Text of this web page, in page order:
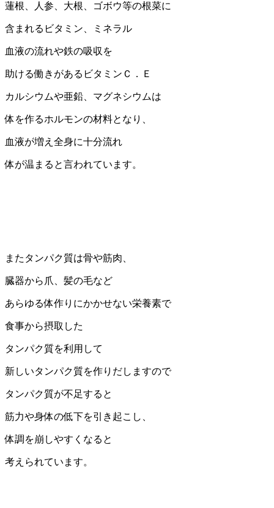
蓮根、人参、大根、ゴボウ等の根菜に
含まれるビタミン、ミネラル
血液の流れや鉄の吸収を
助ける働きがあるビタミンＣ．Ｅ
カルシウムや亜鉛、マグネシウムは
体を作るホルモンの材料となり、
血液が増え全身に十分流れ
体が温まると言われています。
またタンパク質は骨や筋肉、
臓器から爪、髪の毛など
あらゆる体作りにかかせない栄養素で
食事から摂取した
タンパク質を利用して
新しいタンパク質を作りだしますので
タンパク質が不足すると
筋力や身体の低下を引き起こし、
体調を崩しやすくなると
考えられています。